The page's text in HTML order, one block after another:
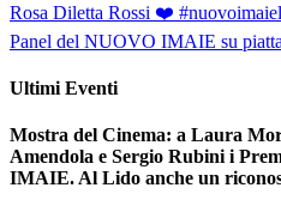
Rosa Diletta Rossi ❤️
Panel del NUOVO IMAIE su
Ultimi Eventi
Mostra del Cinema: a Laura
Amendola e Sergio Rubini i
IMAIE. Al Lido anche un